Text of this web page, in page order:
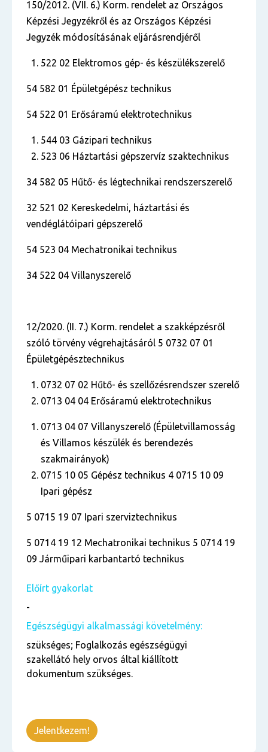
150/2012. (VII. 6.) Korm. rendelet az Országos
Képzési Jegyzékről és az Országos Képzési
Jegyzék módosításának eljárásrendjéről
522 02 Elektromos gép- és készülékszerelő
54 582 01 Épületgépész technikus
54 522 01 Erősáramú elektrotechnikus
544 03 Gázipari technikus
523 06 Háztartási gépszervíz szaktechnikus
34 582 05 Hűtő- és légtechnikai rendszerszerelő
32 521 02 Kereskedelmi, háztartási és
vendéglátóipari gépszerelő
54 523 04 Mechatronikai technikus
34 522 04 Villanyszerelő
12/2020. (II. 7.) Korm. rendelet a szakképzésről
szóló törvény végrehajtásáról 5 0732 07 01
Épületgépésztechnikus
0732 07 02 Hűtő- és szellőzésrendszer szerelő
0713 04 04 Erősáramú elektrotechnikus
0713 04 07 Villanyszerelő (Épületvillamosság
és Villamos készülék és berendezés
szakmairányok)
0715 10 05 Gépész technikus 4 0715 10 09
Ipari gépész
5 0715 19 07 Ipari szerviztechnikus
5 0714 19 12 Mechatronikai technikus 5 0714 19
09 Járműipari karbantartó technikus
Előírt gyakorlat
-
Egészségügyi alkalmassági követelmény:
szükséges; Foglalkozás egészségügyi
szakellátó hely orvos által kiállított
dokumentum szükséges.
Jelentkezem!